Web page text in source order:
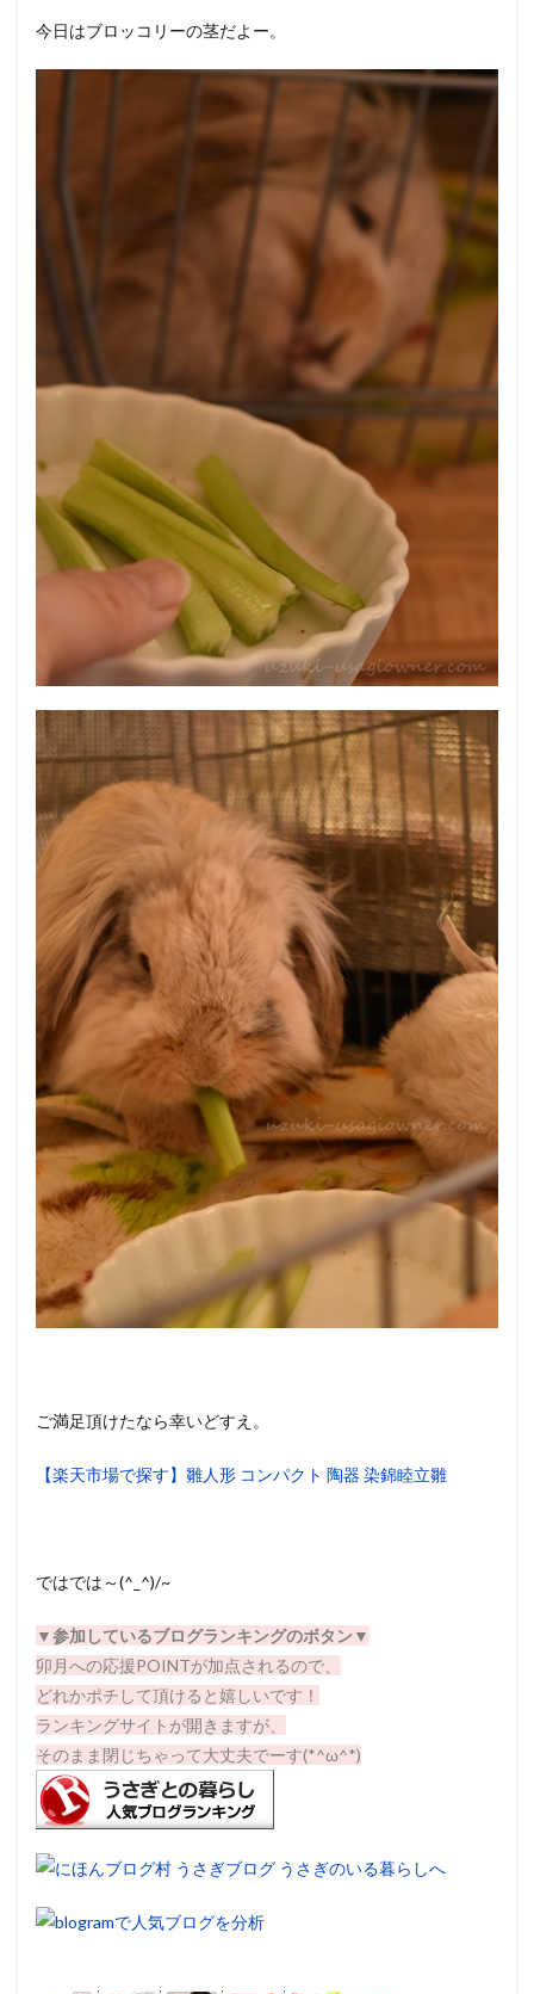
今日はブロッコリーの茎だよー。
ご満足頂けたなら幸いどすえ。
【楽天市場で探す】雛人形 コンパクト 陶器 染錦睦立雛
ではでは～(^_^)/~
▼参加しているブログランキングのボタン▼
卯月への応援POINTが加点されるので、
どれかポチして頂けると嬉しいです！
ランキングサイトが開きますが、
そのまま閉じちゃって大丈夫でーす(*^ω^*)